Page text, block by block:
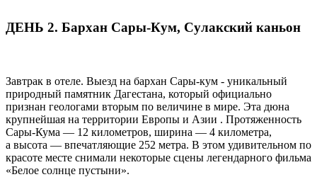
ДЕНЬ 2. Бархан Сары-Кум, Сулакский каньон
Завтрак в отеле. Выезд на бархан Сары-кум - уникальный
природный памятник Дагестана, который официально
признан геологами вторым по величине в мире. Эта дюна
крупнейшая на территории Европы и Азии . Протяженность
Сары-Кума — 12 километров, ширина — 4 километра,
а высота — впечатляющие 252 метра. В этом удивительном по
красоте месте снимали некоторые сцены легендарного фильма
«Белое солнце пустыни».